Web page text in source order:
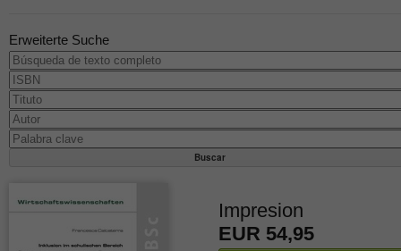
Erweiterte Suche
Impresion
EUR 54,95